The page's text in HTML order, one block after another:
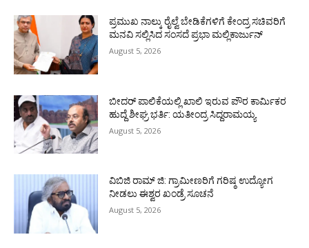
ಪ್ರಮುಖ ನಾಲ್ಕು ರೈಲ್ವೆ ಬೇಡಿಕೆಗಳಿಗೆ ಕೇಂದ್ರ ಸಚಿವರಿಗೆ
ಮನವಿ ಸಲ್ಲಿಸಿದ ಸಂಸದೆ ಪ್ರಭಾ ಮಲ್ಲಿಕಾರ್ಜುನ್
August 5, 2026
ಬೀದರ್ ಪಾಲಿಕೆಯಲ್ಲಿ ಖಾಲಿ ಇರುವ ಪೌರ ಕಾರ್ಮಿಕರ
ಹುದ್ದೆ ಶೀಘ್ರ ಭರ್ತಿ: ಯತೀಂದ್ರ ಸಿದ್ದರಾಮಯ್ಯ
August 5, 2026
ವಿಬಿಜಿ ರಾಮ್ ಜಿ: ಗ್ರಾಮೀಣರಿಗೆ ಗರಿಷ್ಠ ಉದ್ಯೋಗ
ನೀಡಲು ಈಶ್ವರ ಖಂಡ್ರೆ ಸೂಚನೆ
August 5, 2026